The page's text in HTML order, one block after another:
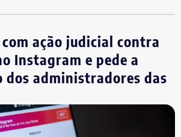
ação judicial contra
Instagram e pede a
administradores das